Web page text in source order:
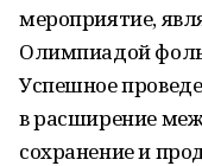
мероприятие,
Олимпиадой
Успешное
в расширение
сохранение и